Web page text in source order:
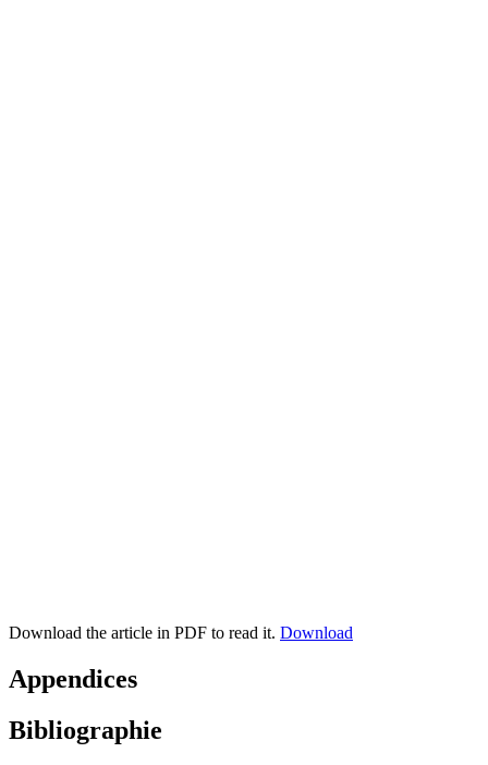
Download the article in PDF to read it. Download
Appendices
Bibliographie